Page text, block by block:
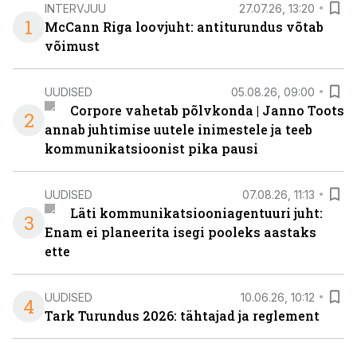
1
INTERVJUU 27.07.26, 13:20
McCann Riga loovjuht: antiturundus võtab
võimust
2
UUDISED 05.08.26, 09:00
Corpore vahetab põlvkonda | Janno Toots
annab juhtimise uutele inimestele ja teeb
kommunikatsioonist pika pausi
3
UUDISED 07.08.26, 11:13
Läti kommunikatsiooniagentuuri juht:
Enam ei planeerita isegi pooleks aastaks
ette
4 UUDISED 10.06.26, 10:12
Tark Turundus 2026: tähtajad ja reglement